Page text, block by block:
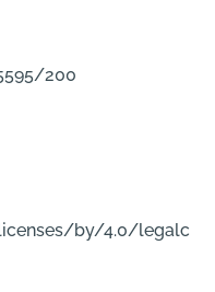
200
by/4.0/legalc